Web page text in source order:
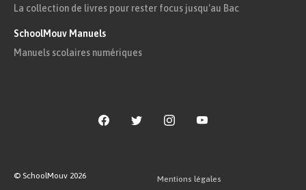
Vérité, discutent de la langue imposée : le
rendre littéralement impossible le crime par la
La collection de livres pour rester focus jusqu'au Bac
SchoolMouv Manuels
Manuels scolaires numériques
© SchoolMouv 2026 Mentions légales